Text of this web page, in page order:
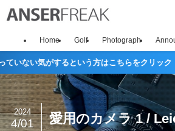
Home Golf Photograph
がするという方はこちらをクリック！
愛用のカメラ 1 /
2024
4/01